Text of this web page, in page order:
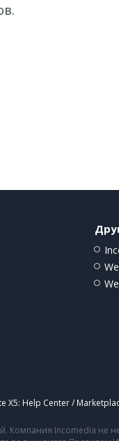
X5: Help Center /
Incomedia не